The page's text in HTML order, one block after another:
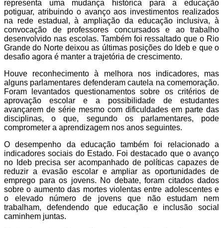
representa uma mudança histórica para a educação
potiguar, atribuindo o avanço aos investimentos realizados
na rede estadual, à ampliação da educação inclusiva, à
convocação de professores concursados e ao trabalho
desenvolvido nas escolas. Também foi ressaltado que o Rio
Grande do Norte deixou as últimas posições do Ideb e que o
desafio agora é manter a trajetória de crescimento.
Houve reconhecimento à melhora nos indicadores, mas
alguns parlamentares defenderam cautela na comemoração.
Foram levantados questionamentos sobre os critérios de
aprovação escolar e a possibilidade de estudantes
avançarem de série mesmo com dificuldades em parte das
disciplinas, o que, segundo os parlamentares, pode
comprometer a aprendizagem nos anos seguintes.
O desempenho da educação também foi relacionado a
indicadores sociais do Estado. Foi destacado que o avanço
no Ideb precisa ser acompanhado de políticas capazes de
reduzir a evasão escolar e ampliar as oportunidades de
emprego para os jovens. No debate, foram citados dados
sobre o aumento das mortes violentas entre adolescentes e
o elevado número de jovens que não estudam nem
trabalham, defendendo que educação e inclusão social
caminhem juntas.